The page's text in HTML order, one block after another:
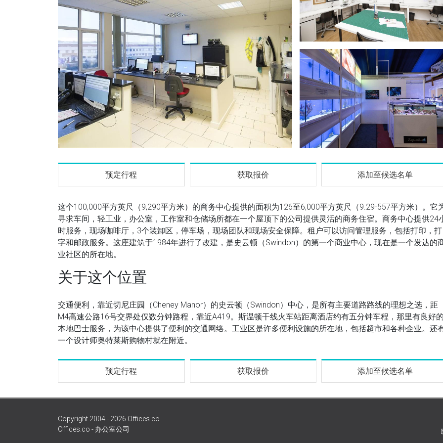
预定行程 获取报价 添加至候选名单
这个100,000平方英尺（9,290平方米）的商务中心提供的面积为126至6,000平方英尺（9.29-557平方米）。它
寻求车间，轻工业，办公室，工作室和仓储场所都在一个屋顶下的公司提供灵活的商务住宿。商务中心提供24
时服务，现场咖啡厅，3个装卸区，停车场，现场团队和现场安全保障。租户可以访问管理服务，包括打印，打
字和邮政服务。这座建筑于1984年进行了改建，是史云顿（Swindon）的第一个商业中心，现在是一个发达的
业社区的所在地。
关于这个位置
交通便利，靠近切尼庄园（Cheney Manor）的史云顿（Swindon）中心，是所有主要道路路线的理想之选，距
M4高速公路16号交界处仅数分钟路程，靠近A419。斯温顿干线火车站距离酒店约有五分钟车程，那里有良好
本地巴士服务，为该中心提供了便利的交通网络。工业区是许多便利设施的所在地，包括超市和各种企业。还
一个设计师奥特莱斯购物村就在附近。
预定行程 获取报价 添加至候选名单
Copyright 2004 - 2026 Offices.co
Offices.co - 办公室公司